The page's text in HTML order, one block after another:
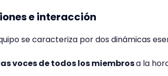
e interacción
se caracteriza por dos dinámicas
voces de todos los miembrosa la